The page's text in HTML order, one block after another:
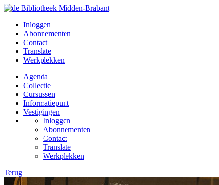
Inloggen
Abonnementen
Contact
Translate
Werkplekken
Agenda
Collectie
Cursussen
Informatiepunt
Vestigingen
Inloggen
Abonnementen
Contact
Translate
Werkplekken
Terug